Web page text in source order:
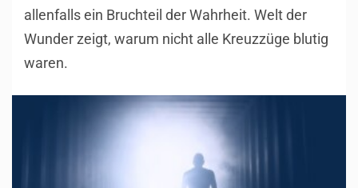
allenfalls ein Bruchteil der Wahrheit. Welt der
Wunder zeigt, warum nicht alle Kreuzzüge blutig
waren.